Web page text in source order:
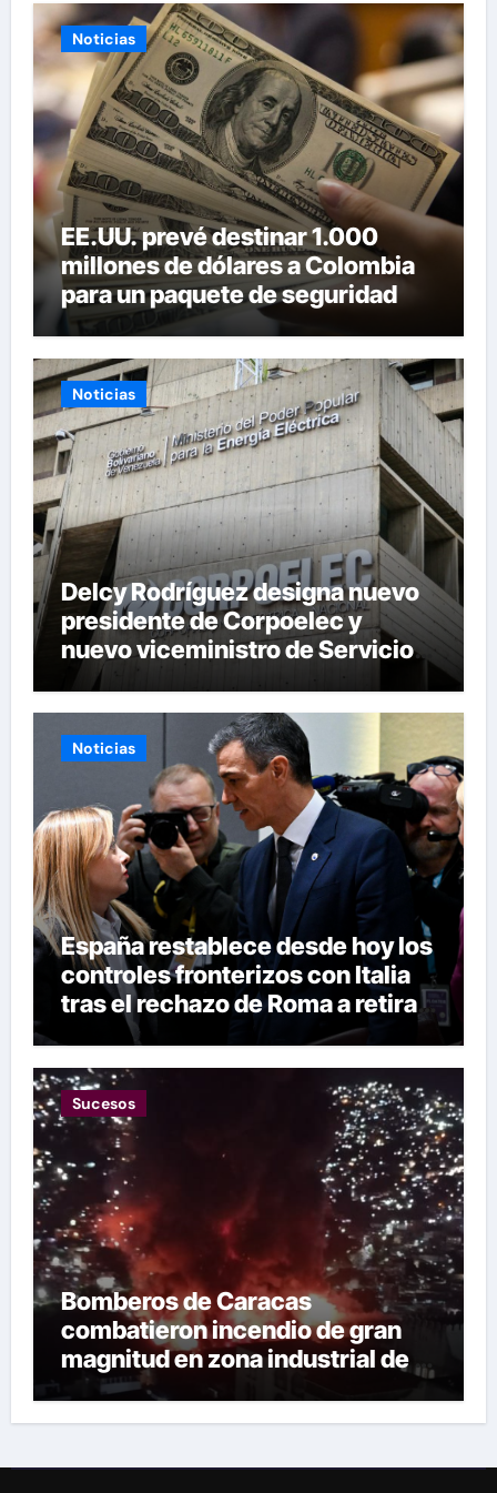
Noticias
EE.UU. prevé destinar 1.000
millones de dólares a Colombia
para un paquete de seguridad
Noticias
Delcy Rodríguez designa nuevo
presidente de Corpoelec y
nuevo viceministro de Servicios
Eléctricos
Noticias
España restablece desde hoy los
controles fronterizos con Italia
tras el rechazo de Roma a retirar
las restricciones
Sucesos
Bomberos de Caracas
combatieron incendio de gran
magnitud en zona industrial de El
Llanito